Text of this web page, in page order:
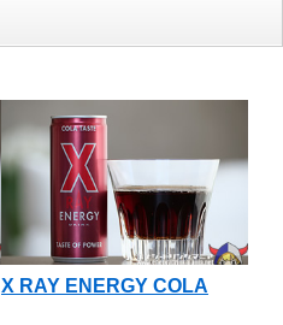
X RAY ENERGY COLA